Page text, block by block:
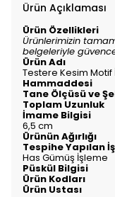
Ürün Açıklaması
Ürün Özellikleri
Ürünlerimizin
belgeleriyle güvence
Ürün
Testere Kesim
Tane Ölçüsü
Toplam
İmame
6,5 cm
Ürünün
Tespihe
Has Gümüş İşleme
Püskül
Ürün Kodları
Ürün Ustası